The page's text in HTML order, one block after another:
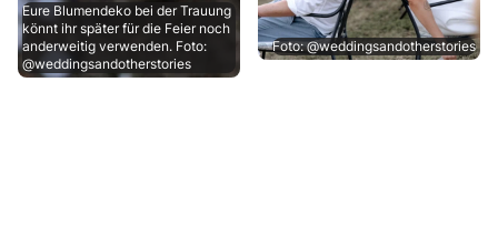
Eure Blumendeko bei der Trauung
könnt ihr später für die Feier noch
anderweitig verwenden. Foto:
@weddingsandotherstories
Foto: @weddingsandotherstories